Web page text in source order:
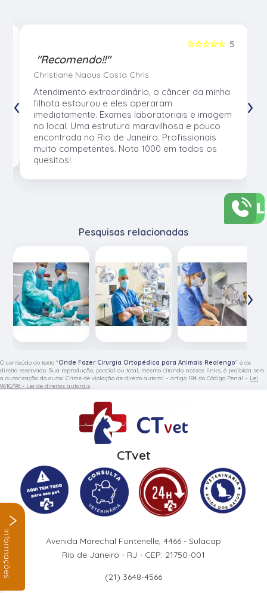
5
☆☆☆☆☆
"Recomendo!!"
Christiane Naous Costa Chris
Atendimento extraordinário, o câncer da minha
filhota estourou e eles operaram
imediatamente. Exames laboratoriais e imagem
no local. Uma estrutura maravilhosa e pouco
encontrada no Rio de Janeiro. Profissionais
muito competentes. Nota 1000 em todos os
quesitos!
‹ ›
Pesquisas relacionadas
‹ ›
O conteúdo do texto "Onde Fazer Cirurgia Ortopédica para Animais Realengo" é de
direito reservado. Sua reprodução, parcial ou total, mesmo citando nossos links, é proibida sem
a autorização do autor. Crime de violação de direito autoral – artigo 184 do Código Penal – Lei
9610/98 - Lei de direitos autorais.
CTvet
Avenida Marechal Fontenelle, 4466 - Sulacap
Rio de Janeiro - RJ - CEP: 21750-001
(21) 3648-4566
Informações